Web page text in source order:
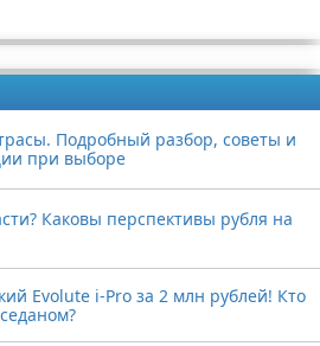
Подробный разбор, советы и
при выборе
Каковы перспективы рубля на
Evolute i-Pro за 2 млн рублей! Кто